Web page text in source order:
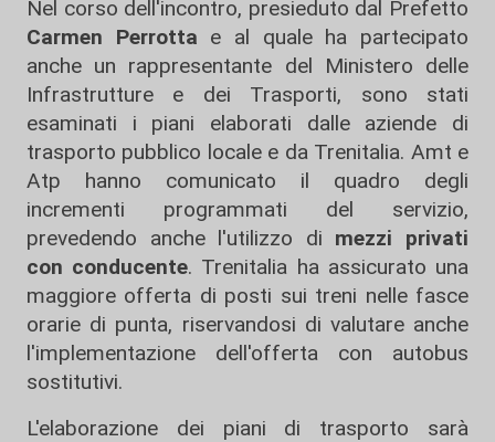
Nel corso dell'incontro, presieduto dal Prefetto
Carmen Perrotta e al quale ha partecipato
anche un rappresentante del Ministero delle
Infrastrutture e dei Trasporti, sono stati
esaminati i piani elaborati dalle aziende di
trasporto pubblico locale e da Trenitalia. Amt e
Atp hanno comunicato il quadro degli
incrementi programmati del servizio,
prevedendo anche l'utilizzo di mezzi privati
con conducente. Trenitalia ha assicurato una
maggiore offerta di posti sui treni nelle fasce
orarie di punta, riservandosi di valutare anche
l'implementazione dell'offerta con autobus
sostitutivi.
L'elaborazione dei piani di trasporto sarà